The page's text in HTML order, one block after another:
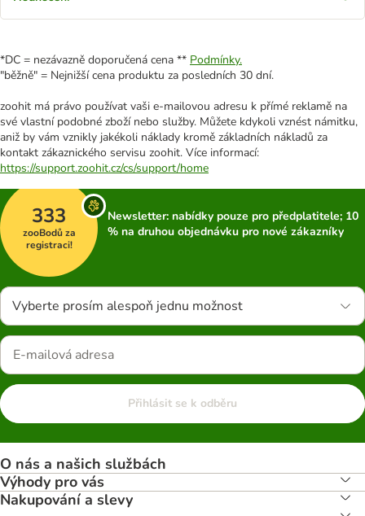
*DC = nezávazně doporučená cena ** Podmínky.
"běžně" = Nejnižší cena produktu za posledních 30 dní.
zoohit má právo používat vaši e-mailovou adresu k přímé reklamě na
své vlastní podobné zboží nebo služby. Můžete kdykoli vznést námitku,
aniž by vám vznikly jakékoli náklady kromě základních nákladů za
kontakt zákaznického servisu zoohit. Více informací:
https://support.zoohit.cz/cs/support/home
333
zooBodů za
registraci!
Newsletter: nabídky pouze pro předplatitele; 10
% na druhou objednávku pro nové zákazníky
Vyberte prosím alespoň jednu možnost
Přihlásit se k odběru
O nás a našich službách
Výhody pro vás
Nakupování a slevy